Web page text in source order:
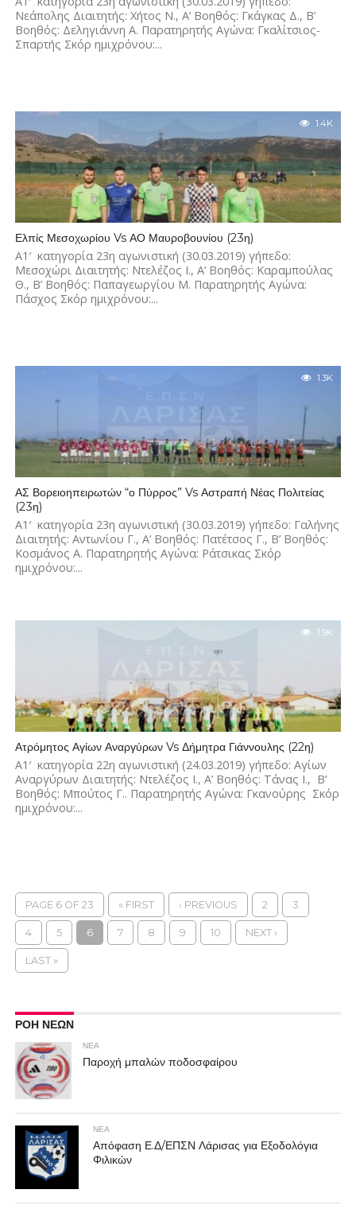
Νεάπολης Διαιτητής: Χήτος Ν., Α’ Βοηθός: Γκάγκας Δ., Β’
Βοηθός: Δεληγιάννη Α. Παρατηρητής Αγώνα: Γκαλίτσιος-
Σπαρτής Σκόρ ημιχρόνου:...
1.4K
Ελπίς Μεσοχωρίου Vs ΑΟ Μαυροβουνίου (23η)
Α1′ κατηγορία 23η αγωνιστική (30.03.2019) γήπεδο:
Μεσοχώρι Διαιτητής: Ντελέζος Ι., Α’ Βοηθός: Καραμπούλας
Θ., Β’ Βοηθός: Παπαγεωργίου Μ. Παρατηρητής Αγώνα:
Πάσχος Σκόρ ημιχρόνου:...
1.3K
ΑΣ Βορειοηπειρωτών “ο Πύρρος” Vs Αστραπή Νέας Πολιτείας
(23η)
Α1′ κατηγορία 23η αγωνιστική (30.03.2019) γήπεδο: Γαλήνης
Διαιτητής: Αντωνίου Γ., Α’ Βοηθός: Πατέτσος Γ., Β’ Βοηθός:
Κοσμάνος Α. Παρατηρητής Αγώνα: Ράτσικας Σκόρ
ημιχρόνου:...
1.9K
Ατρόμητος Αγίων Αναργύρων Vs Δήμητρα Γιάννουλης (22η)
Α1′ κατηγορία 22η αγωνιστική (24.03.2019) γήπεδο: Αγίων
Αναργύρων Διαιτητής: Ντελέζος Ι., Α’ Βοηθός: Τάνας Ι., Β’
Βοηθός: Μπούτος Γ.. Παρατηρητής Αγώνα: Γκανούρης Σκόρ
ημιχρόνου:...
PAGE 6 OF 23 « FIRST ‹ PREVIOUS 2 3
4 5 6 7 8 9 10 NEXT ›
LAST »
ΡΟΗ ΝΕΩΝ
ΝΕΑ
Παροχή μπαλών ποδοσφαίρου
ΝΕΑ
Απόφαση Ε.Δ/ΕΠΣΝ Λάρισας για Εξοδολόγια
Φιλικών